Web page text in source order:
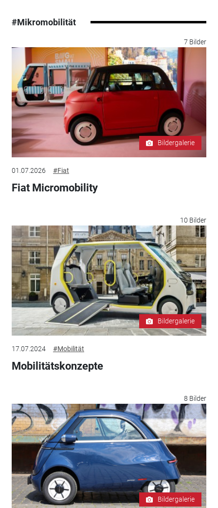
#Mikromobilität
7 Bilder
Bildergalerie
01.07.2026 #Fiat
Fiat Micromobility
10 Bilder
Bildergalerie
17.07.2024 #Mobilität
Mobilitätskonzepte
8 Bilder
Bildergalerie